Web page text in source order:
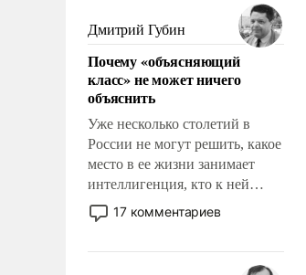
фундаментальным знанием,
что мировая политика имеет
свойство заявляться на порог
нашего дома.
Дмитрий Губин
Почему «объясняющий
класс» не может ничего
объяснить
Уже несколько столетий в
России не могут решить, какое
место в ее жизни занимает
интеллигенция, кто к ней
принадлежит, а кого из нее
исключили с правом
чем она отличается от просто
17 комментариев